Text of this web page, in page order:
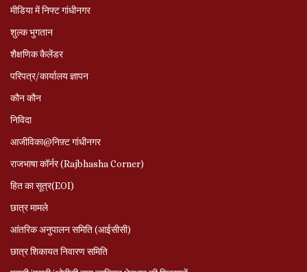
मीडिया में निफ्ट गांधीनगर
शुल्क भुगतान
शैक्षणिक कैलेंडर
परिपत्र/कार्यालय ज्ञापन
कौन कौन
निविदा
आजीविका@निफ़्ट गांधीनगर
राजभाषा कॉर्नर (Rajbhasha Corner)
हित का सूत्र(EOI)
छात्र मामले
आंतरिक अनुपालन समिति (आईसीसी)
छात्र शिकायत निवारण समिति